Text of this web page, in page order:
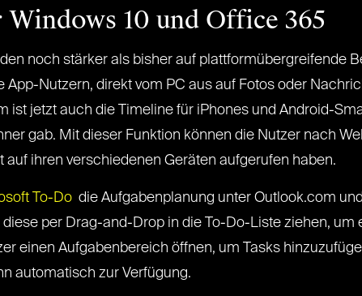
Windows 10 und Office 365
noch stärker als bisher auf plattformübergreifende
Nutzern, direkt vom PC aus auf Fotos oder
ist jetzt auch die Timeline für iPhones und Android-
gab. Mit dieser Funktion können die Nutzer nach
ihren verschiedenen Geräten aufgerufen haben.
To-Dodie Aufgabenplanung unter Outlook.com
per Drag-and-Drop in die To-Do-Liste ziehen, um
einen Aufgabenbereich öffnen, um Tasks
automatisch zur Verfügung.